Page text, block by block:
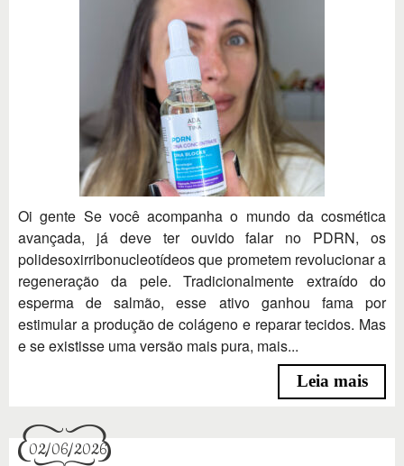
Oi gente Se você acompanha o mundo da cosmética
avançada, já deve ter ouvido falar no PDRN, os
polidesoxirribonucleotídeos que prometem revolucionar a
regeneração da pele. Tradicionalmente extraído do
esperma de salmão, esse ativo ganhou fama por
estimular a produção de colágeno e reparar tecidos. Mas
e se existisse uma versão mais pura, mais...
Leia mais
02/06/2026